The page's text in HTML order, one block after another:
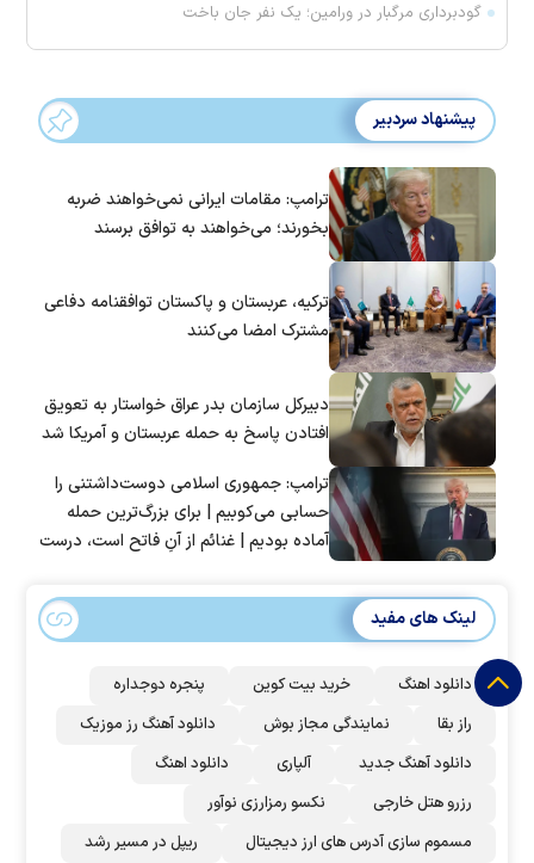
گودبرداری مرگبار در ورامین؛ یک نفر جان باخت
پیشنهاد سردبیر
ترامپ: مقامات ایرانی نمی‌خواهند ضربه
بخورند؛ می‌خواهند به توافق برسند
ترکیه، عربستان و پاکستان توافقنامه دفاعی
مشترک امضا می‌کنند
دبیرکل سازمان بدر عراق خواستار به تعویق
افتادن پاسخ به حمله عربستان و آمریکا شد
ترامپ: جمهوری اسلامی دوست‌داشتنی را
حسابی می‌کوبیم | برای بزرگ‌ترین حمله
آماده بودیم | غنائم از آنِ فاتح است، درست
لینک های مفید
دانلود اهنگ خرید بیت کوین
پنجره دوجداره
راز بقا
نمایندگی مجاز بوش
دانلود آهنگ رز‌ موزیک
دانلود آهنگ جدید
آلپاری
دانلود اهنگ
رزرو هتل خارجی
نکسو رمزارزی نوآور
مسموم سازی آدرس های ارز دیجیتال
ریپل در مسیر رشد